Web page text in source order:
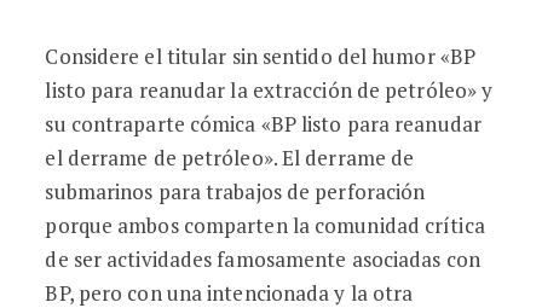
Considere el titular sin sentido del humor «BP
listo para reanudar la extracción de petróleo» y
su contraparte cómica «BP listo para reanudar
el derrame de petróleo». El derrame de
submarinos para trabajos de perforación
porque ambos comparten la comunidad crítica
de ser actividades famosamente asociadas con
BP, pero con una intencionada y la otra